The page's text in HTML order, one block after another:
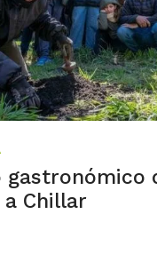
gastronómico
Chillar